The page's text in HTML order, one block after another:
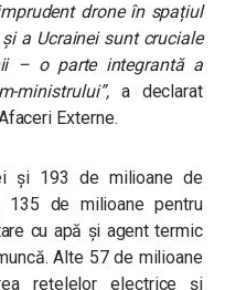
drone în spațiul
a Ucrainei sunt cruciale
– o parte integrantă a
ministrului”,a declarat
Externe.
și 193 de milioane de
135 de milioane pentru
cu apă și agent termic
Alte 57 de milioane
rețelelor electrice și